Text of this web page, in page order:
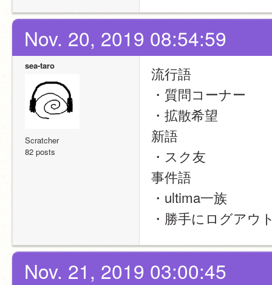
Nov. 20, 2019 08:54:59
sea-taro
Scratcher
82 posts
流行語
・質問コーナー
・拡散希望
新語
・スク友
事件語
・ultima一族
・勝手にログアウ
Nov. 21, 2019 03:00:45